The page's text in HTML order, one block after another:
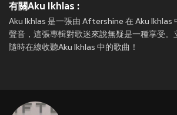
有關Aku Ikhlas :
Aku Ikhlas 是一張由 Aftershine 在 Aku Ikhlas
聲音，這張專輯對歌迷來說無疑是一種享受。
隨時在線收聽Aku Ikhlas 中的歌曲！